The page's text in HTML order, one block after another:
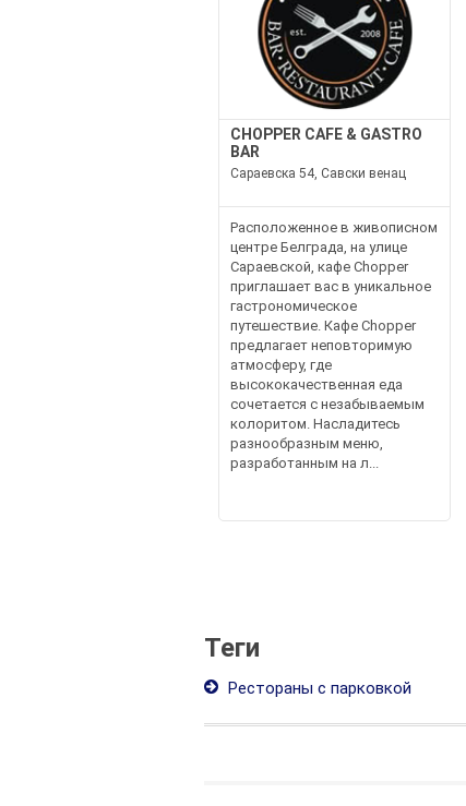
CHOPPER CAFE & GASTRO
BAR
Сараевска 54, Савски венац
Расположенное в живописном
центре Белграда, на улице
Сараевской, кафе Chopper
приглашает вас в уникальное
гастрономическое
путешествие. Кафе Chopper
предлагает неповторимую
атмосферу, где
высококачественная еда
сочетается с незабываемым
колоритом. Насладитесь
разнообразным меню,
разработанным на л...
Теги
Рестораны с парковкой